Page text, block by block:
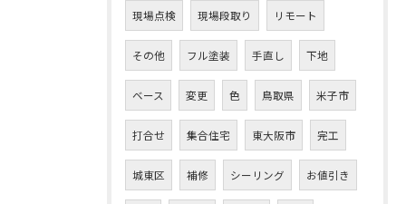
現場点検 現場段取り リモート
その他 フル塗装 手直し 下地
ベース 変更 色 鳥取県 米子市
打合せ 集合住宅 東大阪市 完工
城東区 補修 シーリング お値引き